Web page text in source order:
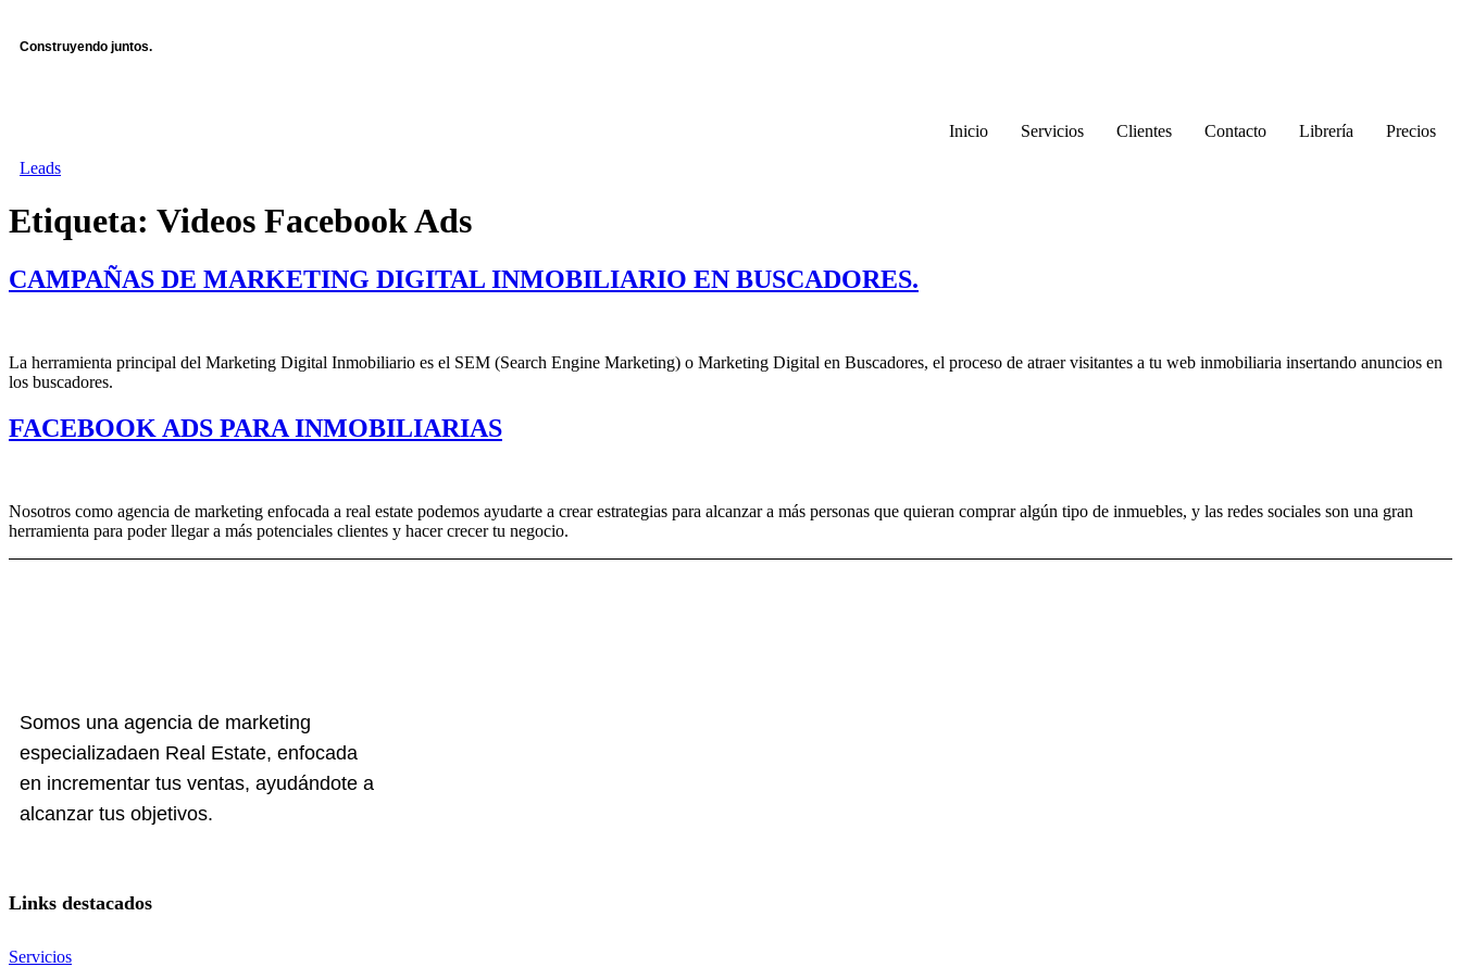
contenido
Construyendo juntos.
Inicio Servicios Clientes Contacto Librería
Precios
Leads
Etiqueta: Videos Facebook Ads
CAMPAÑAS DE MARKETING DIGITAL INMOBILIARIO EN BUSCADORES.
La herramienta principal del Marketing Digital Inmobiliario es el SEM (Search Engine Marketing) o Marketing Digital en Buscadores, el proceso de atraer visitantes a tu web inmobiliaria insertando anuncios en
los buscadores.
FACEBOOK ADS PARA INMOBILIARIAS
Nosotros como agencia de marketing enfocada a real estate podemos ayudarte a crear estrategias para alcanzar a más personas que quieran comprar algún tipo de inmuebles, y las redes sociales son una gran
herramienta para poder llegar a más potenciales clientes y hacer crecer tu negocio.
Somos una agencia de marketing
especializadaen Real Estate, enfocada
en incrementar tus ventas, ayudándote a
alcanzar tus objetivos.
Links destacados
Servicios